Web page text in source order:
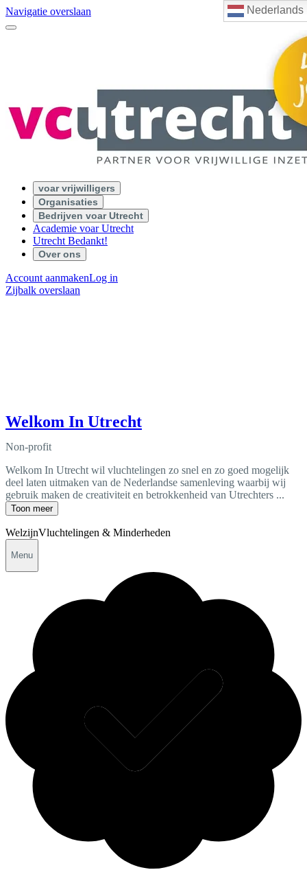
Nederlands
Navigatie overslaan
voar vrijwilligers
Organisaties
Bedrijven voar Utrecht
Academie voar Utrecht
Utrecht Bedankt!
Over ons
Account aanmakenLog in
Zijbalk overslaan
Welkom In Utrecht
Non-profit
Welkom In Utrecht wil vluchtelingen zo snel en zo goed mogelijk
deel laten uitmaken van de Nederlandse samenleving waarbij wij
gebruik maken de creativiteit en betrokkenheid van Utrechters ...
Toon meer
WelzijnVluchtelingen & Minderheden
Menu